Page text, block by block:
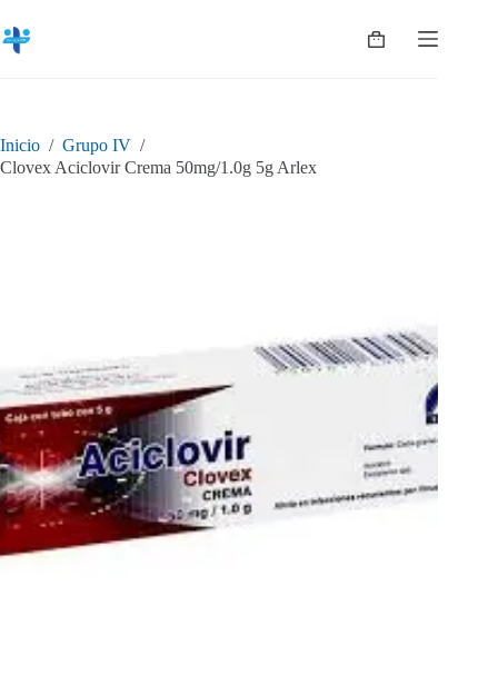
al
contenido
Shopping
Inicio / Grupo IV /
Clovex Aciclovir Crema 50mg/1.0g 5g Arlex